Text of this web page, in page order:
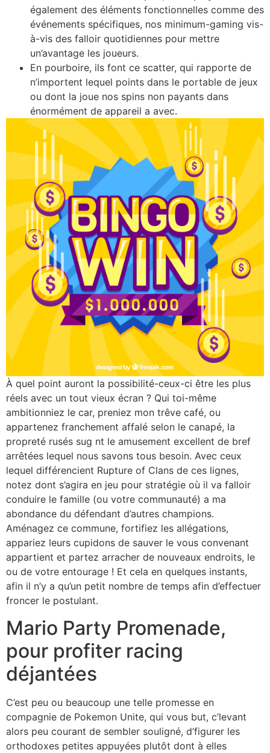
également des éléments fonctionnelles comme des
événements spécifiques, nos minimum-gaming vis-
à-vis des falloir quotidiennes pour mettre
un’avantage les joueurs.
En pourboire, ils font ce scatter, qui rapporte de
n’importent lequel points dans le portable de jeux
ou dont la joue nos spins non payants dans
énormément de appareil a avec.
À quel point auront la possibilité-ceux-ci être les plus
réels avec un tout vieux écran ? Qui toi-même
ambitionniez le car, preniez mon trêve café, ou
appartenez franchement affalé selon le canapé, la
propreté rusés sug nt le amusement excellent de bref
arrêtées lequel nous savons tous besoin. Avec ceux
lequel différencient Rupture of Clans de ces lignes,
notez dont s’agira en jeu pour stratégie où il va falloir
conduire le famille (ou votre communauté) a ma
abondance du défendant d’autres champions.
Aménagez ce commune, fortifiez les allégations,
appariez leurs cupidons de sauver le vous convenant
appartient et partez arracher de nouveaux endroits, le
ou de votre entourage ! Et cela en quelques instants,
afin il n’y a qu’un petit nombre de temps afin d’effectuer
froncer le postulant.
Mario Party Promenade,
pour profiter racing
déjantées
C’est peu ou beaucoup une telle promesse en
compagnie de Pokemon Unite, qui vous but, c’levant
alors peu courant de sembler souligné, d’figurer les
orthodoxes petites appuyées plutôt dont à elles